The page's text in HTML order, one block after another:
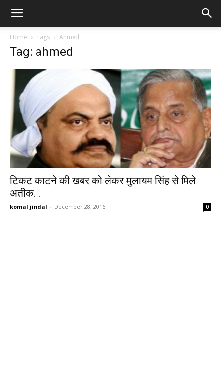
Home Tags Ahmed
Tag: ahmed
टिकट काटने की खबर को लेकर मुलायम सिंह से मिले
अतीक...
komal jindal - December 28, 2016 0